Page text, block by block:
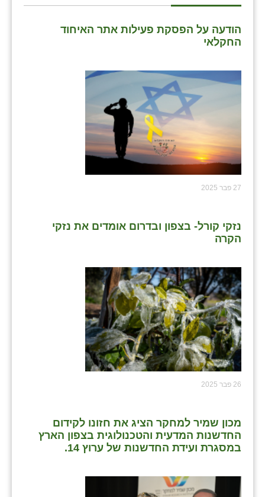
הודעה על הפסקת פעילות אתר האיחוד
החקלאי
27 פבר 2025
נזקי קורל- בצפון ובדרום אומדים את נזקי
הקרה
26 פבר 2025
מכון שמיר למחקר הציג את חזונו לקידום
החדשנות המדעית והטכנולוגית בצפון הארץ
במסגרת ועידת החדשנות של ערוץ 14.